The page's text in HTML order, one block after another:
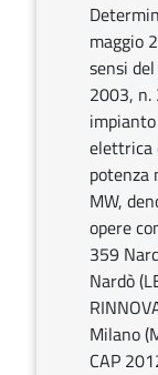
maggio
sensi
2003, n.
elettrica
potenza
MW,
opere
359
Nardò
Milano
CAP